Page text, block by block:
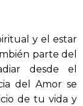
y el estar
parte del
desde el
del Amor se
de tu vida y